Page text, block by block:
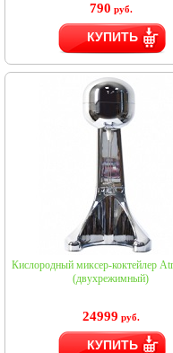
790 руб.
КУПИТЬ
Кислородный миксер-коктейлер
(двухрежимный)
24999 руб.
КУПИТЬ